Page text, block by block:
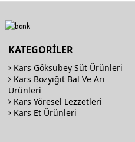
KATEGORİLER
Kars Göksubey Süt Ürünleri
Kars Bozyiğit Bal Ve Arı
Ürünleri
Kars Yöresel Lezzetleri
Kars Et Ürünleri